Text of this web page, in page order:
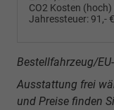
CO2 Kosten (hoch)
Jahressteuer: 91,- €
Bestellfahrzeug/
Ausstattung frei
und Preise finden